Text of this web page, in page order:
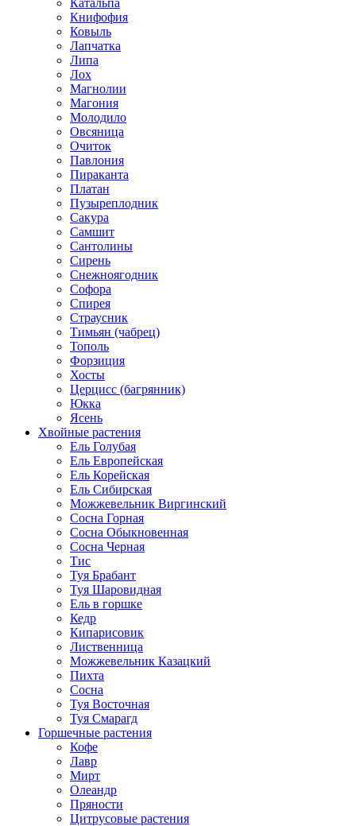
Катальпа
Книфофия
Ковыль
Лапчатка
Липа
Лох
Магнолии
Магония
Молодило
Овсяница
Очиток
Павлония
Пираканта
Платан
Пузыреплодник
Сакура
Самшит
Сантолины
Сирень
Снежноягодник
Софора
Спирея
Страусник
Тимьян (чабрец)
Тополь
Форзиция
Хосты
Церцисс (багрянник)
Юкка
Ясень
Хвойные растения
Ель Голубая
Ель Европейская
Ель Корейская
Ель Сибирская
Можжевельник Виргинский
Сосна Горная
Сосна Обыкновенная
Сосна Черная
Тис
Туя Брабант
Туя Шаровидная
Ель в горшке
Кедр
Кипарисовик
Лиственница
Можжевельник Казацкий
Пихта
Сосна
Туя Восточная
Туя Смарагд
Горшечные растения
Кофе
Лавр
Мирт
Олеандр
Пряности
Цитрусовые растения